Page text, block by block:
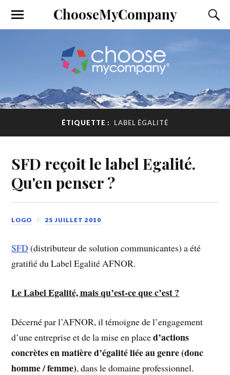
ChooseMyCompany
ÉTIQUETTE : LABEL ÉGALITÉ
SFD reçoit le label Egalité.
Qu'en penser ?
LOGO 25 JUILLET 2010
SFD(distributeur de solution communicantes) a été
gratifié du Label Egalité AFNOR.
Le Label Egalité, mais qu’est-ce que c’est ?
Décerné par l’AFNOR, il témoigne de l’engagement
d’une entreprise et de la mise en placed’actions
concrètes en matière d’égalité liée au genre (donc
homme / femme), dans le domaine professionnel.